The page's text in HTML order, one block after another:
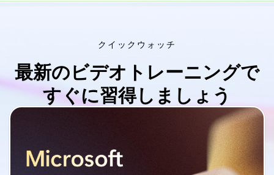
クイックウォッチ
最新のビデオトレーニングで
すぐに習得しましょう